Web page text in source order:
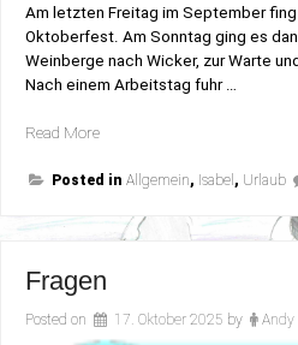
Am letzten Freitag im September
Oktoberfest. Am Sonntag ging es
Weinberge nach Wicker, zur Warte
Nach einem Arbeitstag fuhr …
Read More„Mein
Herbsturlaub“
Posted in Allgemein, Isabel , Urlaub
Fragen
Posted on 17. Oktober 2025 by Andy